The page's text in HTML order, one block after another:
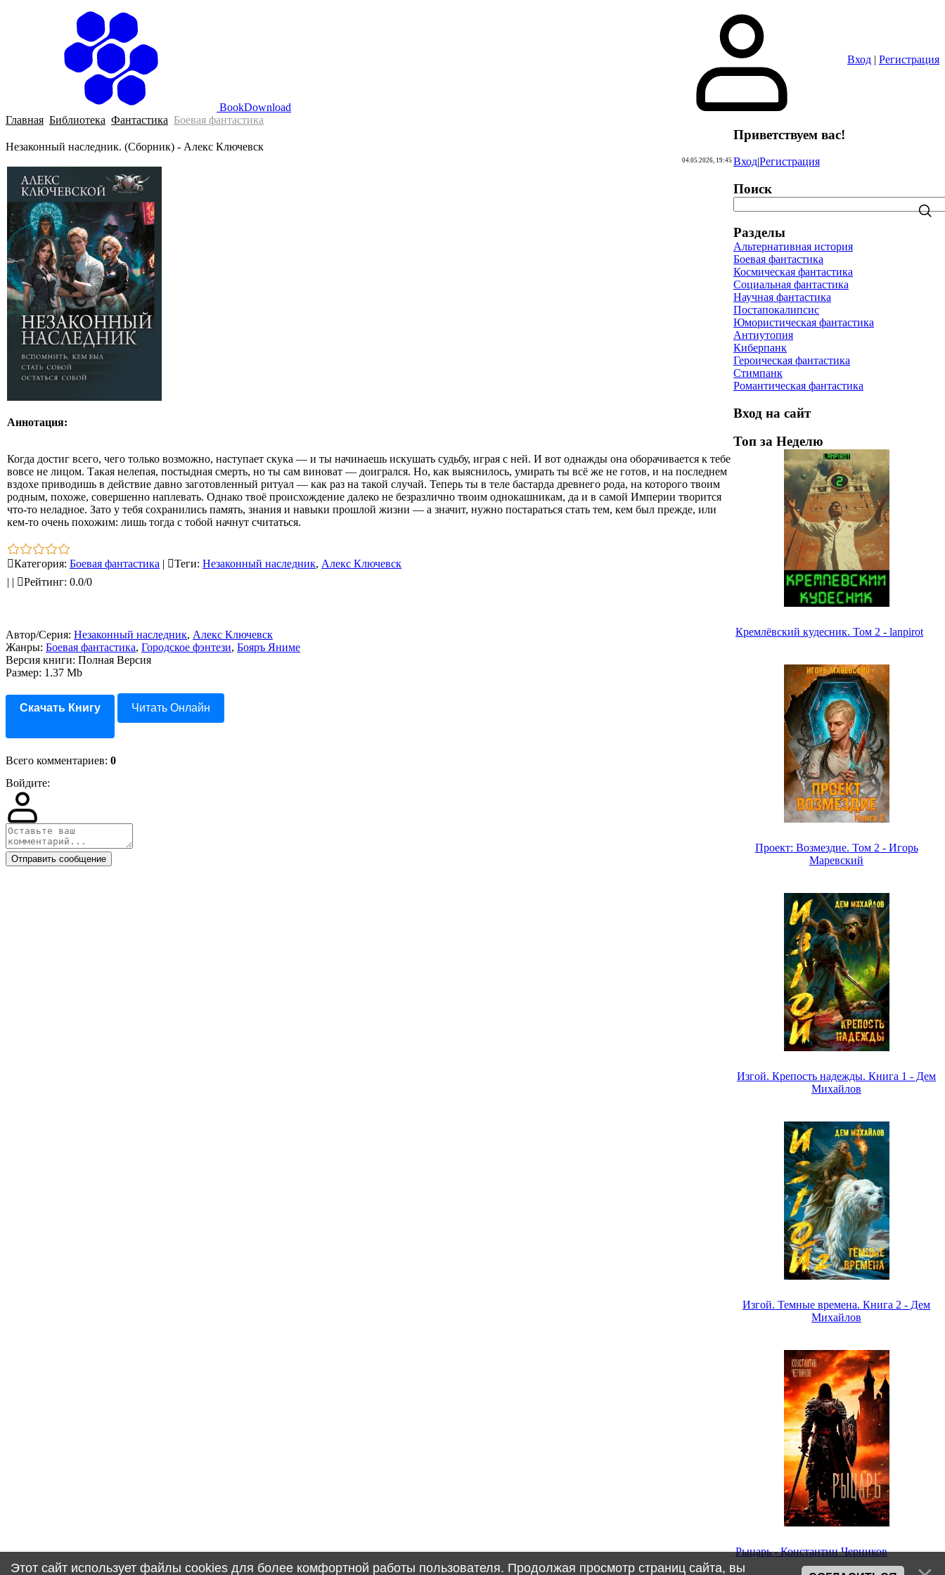
BookDownload
Вход | Регистрация
Главная Библиотека Фантастика Боевая фантастика
Незаконный наследник. (Сборник) - Алекс Ключевск
04.05.2026, 19:45
Аннотация:
Когда достиг всего, чего только возможно, наступает скука — и ты начинаешь искушать судьбу, играя с ней. И вот однажды она оборачивается к тебе
вовсе не лицом. Такая нелепая, постыдная смерть, но ты сам виноват — доигрался. Но, как выяснилось, умирать ты всё же не готов, и на последнем
вздохе приводишь в действие давно заготовленный ритуал — как раз на такой случай. Теперь ты в теле бастарда древнего рода, на которого твоим
родным, похоже, совершенно наплевать. Однако твоё происхождение далеко не безразлично твоим однокашникам, да и в самой Империи творится
что‑то неладное. Зато у тебя сохранились память, знания и навыки прошлой жизни — а значит, нужно постараться стать тем, кем был прежде, или
кем‑то очень похожим: лишь тогда с тобой начнут считаться.
Категория: Боевая фантастика | Теги: Незаконный наследник, Алекс Ключевск
| | Рейтинг: 0.0/0
Автор/Серия: Незаконный наследник, Алекс Ключевск
Жанры: Боевая фантастика, Городское фэнтези, Бояръ Яниме
Версия книги: Полная Версия
Размер: 1.37 Mb
Скачать Книгу Читать Онлайн
Всего комментариев: 0
Войдите:
Отправить сообщение
Приветствуем вас!
Вход|Регистрация
Поиск
Разделы
Альтернативная история
Боевая фантастика
Космическая фантастика
Социальная фантастика
Научная фантастика
Постапокалипсис
Юмористическая фантастика
Антиутопия
Киберпанк
Героическая фантастика
Стимпанк
Романтическая фантастика
Вход на сайт
Топ за Неделю
Кремлёвский кудесник. Том 2 - lanpirot
Проект: Возмездие. Том 2 - Игорь
Маревский
Изгой. Крепость надежды. Книга 1 - Дем
Михайлов
Изгой. Темные времена. Книга 2 - Дем
Михайлов
Рыцарь - Константин Черников
Этот сайт использует файлы cookies для более комфортной работы пользователя. Продолжая просмотр страниц сайта, вы